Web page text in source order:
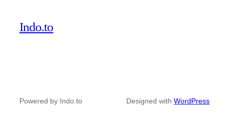
Indo.to
Powered by Indo.to Designed with WordPress